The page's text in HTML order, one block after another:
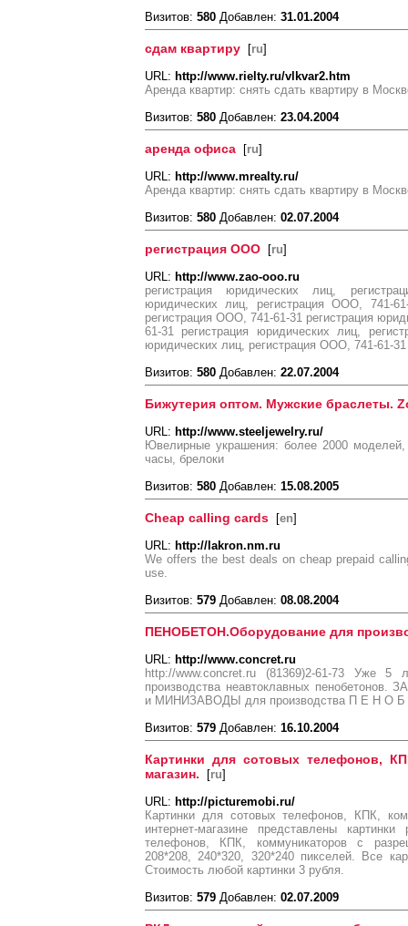
Визитов: 580 Добавлен: 31.01.2004
сдам квартиру [ru]
URL: http://www.rielty.ru/vlkvar2.htm
Аренда квартир: снять сдать квартиру в
Визитов: 580 Добавлен: 23.04.2004
аренда офиса [ru]
URL: http://www.mrealty.ru/
Аренда квартир: снять сдать квартиру в
Визитов: 580 Добавлен: 02.07.2004
регистрация ООО [ru]
URL: http://www.zao-ooo.ru
регистрация юридических лиц,
юридических лиц, регистрация ООО, 741-
регистрация ООО, 741-61-31 регистрация
61-31 регистрация юридических лиц,
юридических лиц, регистрация ООО, 741-61-31
Визитов: 580 Добавлен: 22.07.2004
Бижутерия оптом. Мужские браслеты.
URL: http://www.steeljewelry.ru/
Ювелирные украшения: более 2000
часы, брелоки
Визитов: 580 Добавлен: 15.08.2005
Cheap calling cards [en]
URL: http://lakron.nm.ru
We offers the best deals on cheap prepaid
use.
Визитов: 579 Добавлен: 08.08.2004
ПЕНОБЕТОН.Оборудование для
URL: http://www.concret.ru
http://www.concret.ru (81369)2-61-73 Уже
производства неавтоклавных пенобетонов.
и МИНИЗАВОДЫ для производства П Е Н О
Визитов: 579 Добавлен: 16.10.2004
Картинки для сотовых телефонов,
магазин. [ru]
URL: http://picturemobi.ru/
Картинки для сотовых телефонов, КПК,
интернет-магазине представлены
телефонов, КПК, коммуникаторов с
208*208, 240*320, 320*240 пикселей. Все
Стоимость любой картинки 3 рубля.
Визитов: 579 Добавлен: 02.07.2009